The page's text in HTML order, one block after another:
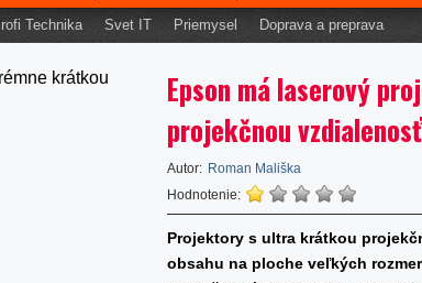
Technika Svet IT Priemysel Doprava a preprava
Epson má laserový
projekčnou
Autor: Roman Mališka
Hodnotenie:
Projektory s ultra krátkou
obsahu na ploche veľkých